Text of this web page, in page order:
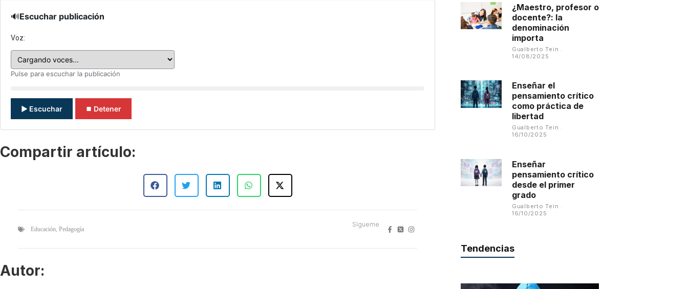
🔊Escuchar publicación
Voz:
Pulse para escuchar la publicación
▶ Escuchar ⏹ Detener
Compartir artículo:
Educación, Pedagogía
Sígueme
Autor:
¿Maestro, profesor o
docente?: la
denominación
importa
Gualberto Tein
14/08/2025
Enseñar el
pensamiento crítico
como práctica de
libertad
Gualberto Tein
16/10/2025
Enseñar
pensamiento crítico
desde el primer
grado
Gualberto Tein
16/10/2025
Tendencias